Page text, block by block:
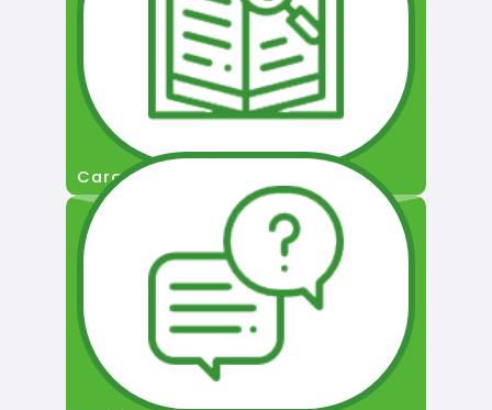
Cara Permohonan